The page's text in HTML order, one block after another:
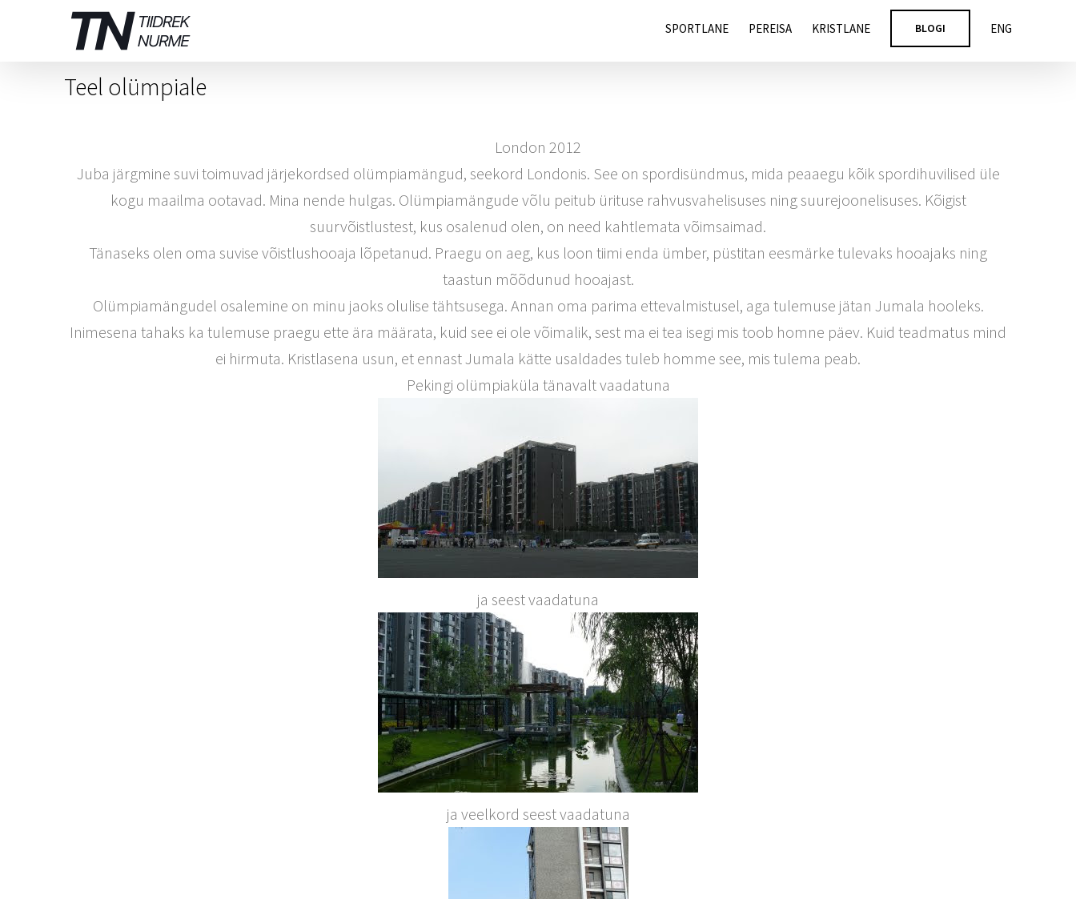
SPORTLANE PEREISA KRISTLANE BLOGI ENG
Teel olümpiale
London 2012
Juba järgmine suvi toimuvad järjekordsed olümpiamängud, seekord Londonis. See on spordisündmus, mida peaaegu kõik spordihuvilised üle
kogu maailma ootavad. Mina nende hulgas. Olümpiamängude võlu peitub ürituse rahvusvahelisuses ning suurejoonelisuses. Kõigist
suurvõistlustest, kus osalenud olen, on need kahtlemata võimsaimad.
Tänaseks olen oma suvise võistlushooaja lõpetanud. Praegu on aeg, kus loon tiimi enda ümber, püstitan eesmärke tulevaks hooajaks ning
taastun mõõdunud hooajast.
Olümpiamängudel osalemine on minu jaoks olulise tähtsusega. Annan oma parima ettevalmistusel, aga tulemuse jätan Jumala hooleks.
Inimesena tahaks ka tulemuse praegu ette ära määrata, kuid see ei ole võimalik, sest ma ei tea isegi mis toob homne päev. Kuid teadmatus mind
ei hirmuta. Kristlasena usun, et ennast Jumala kätte usaldades tuleb homme see, mis tulema peab.
Pekingi olümpiaküla tänavalt vaadatuna
ja seest vaadatuna
ja veelkord seest vaadatuna